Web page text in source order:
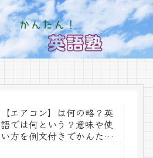
【エアコン】は何の略？英
語では何という？意味や使
い方を例文付きでかんたん